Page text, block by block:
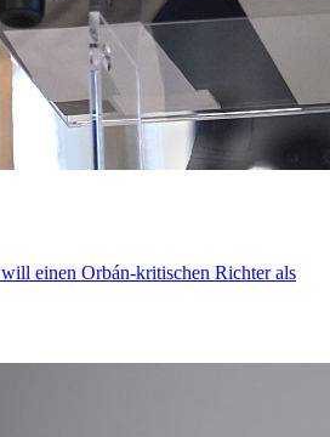
einen Orbán-kritischen Richter als